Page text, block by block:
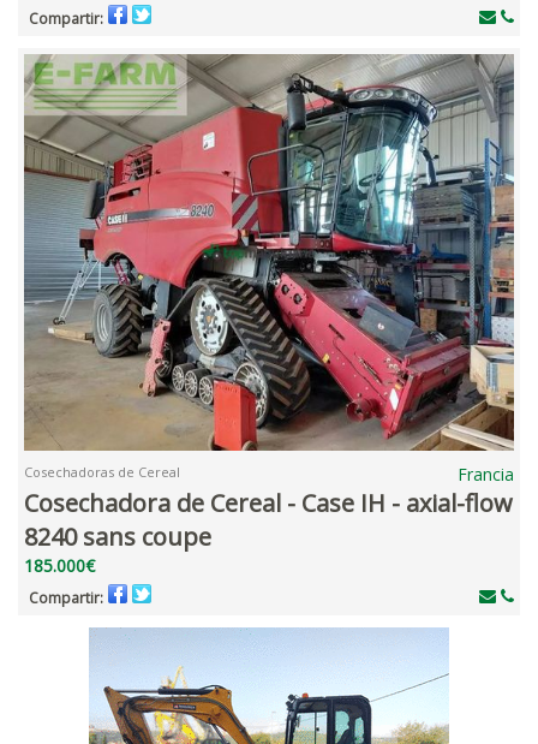
Compartir:
Cosechadoras de Cereal Francia
Cosechadora de Cereal - Case IH - axial-flow
8240 sans coupe
185.000€
Compartir: